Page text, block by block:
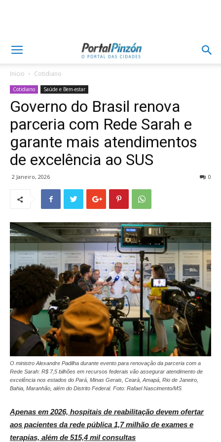
Inicio Cotidiano
Cotidiano Saúde e Bem-estar
Governo do Brasil renova
parceria com Rede Sarah e
garante mais atendimentos
de excelência ao SUS
2 Janeiro, 2026 0
O ministro Alexandre Padilha durante evento para renovação da parceria com a
Rede Sarah: R$ 7,5 bilhões em recursos federais vão assegurar atendimento de
excelência nos estados do Pará, Minas Gerais, Ceará, Amapá, Rio de Janeiro,
Bahia, Maranhão, além do Distrito Federal. Foto: Rafael Nascimento/MS
Apenas em 2026, hospitais de reabilitação devem ofertar
aos pacientes da rede pública 1,7 milhão de exames e
terapias, além de 515,4 mil consultas